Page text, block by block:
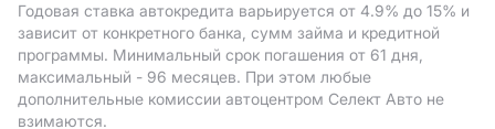
Годовая ставка автокредита варьируется от 4.9% до 15% и
зависит от конкретного банка, сумм займа и кредитной
программы. Минимальный срок погашения от 61 дня,
максимальный - 96 месяцев. При этом любые
дополнительные комиссии автоцентром Селект Авто не
взимаются.